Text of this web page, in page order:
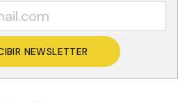
NEWSLETTER